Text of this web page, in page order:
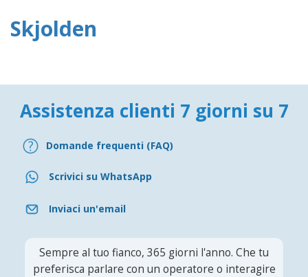
Skjolden
Assistenza clienti 7 giorni su 7
Domande frequenti (FAQ)
Scrivici su WhatsApp
Inviaci un'email
Sempre al tuo fianco, 365 giorni l'anno. Che tu
preferisca parlare con un operatore o interagire